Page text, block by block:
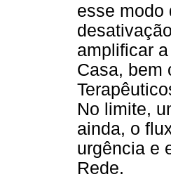
esse modo
amplificar
Casa, bem
No limite,
ainda, o
urgência e
Rede.